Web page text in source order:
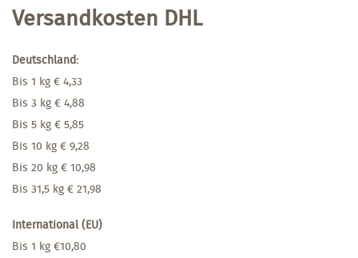
Versandkosten DHL
Deutschland:
Bis 1 kg € 4,33
Bis 3 kg € 4,88
Bis 5 kg € 5,85
Bis 10 kg € 9,28
Bis 20 kg € 10,98
Bis 31,5 kg € 21,98
International (EU)
Bis 1 kg €10,80